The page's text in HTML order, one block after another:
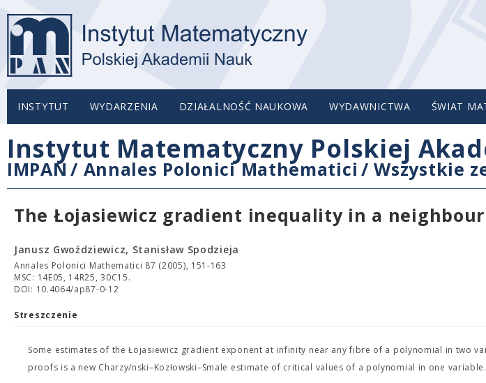
INSTYTUT WYDARZENIA DZIAŁALNOŚĆ NAUKOWA WYDAWNICTWA ŚWIAT
Instytut Matematyczny Polskiej
IMPAN / Annales Polonici Mathematici /Wszystkie
The Łojasiewicz gradient inequality in a
Janusz Gwoździewicz, Stanisław Spodzieja
Annales Polonici Mathematici 87 (2005), 151-163
MSC: 14E05, 14R25, 30C15.
DOI: 10.4064/ap87-0-12
Streszczenie
Some estimates of the Łojasiewicz gradient exponent at infinity near any fibre of a polynomial in two
proofs is a new Charzy/nski–Kozłowski–Smale estimate of critical values of a polynomial in one variable.